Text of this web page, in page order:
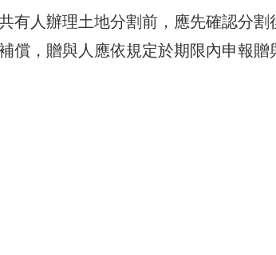
有人辦理土地分割前，應先確認分
償，贈與人應依規定於期限內申報贈